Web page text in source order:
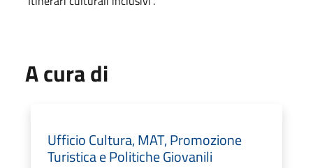
A cura di
Ufficio Cultura, MAT, Promozione
Turistica e Politiche Giovanili